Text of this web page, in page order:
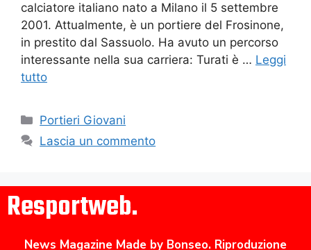
calciatore italiano nato a Milano il 5 settembre
2001. Attualmente, è un portiere del Frosinone,
in prestito dal Sassuolo. Ha avuto un percorso
interessante nella sua carriera: Turati è … Leggi
tutto
Portieri Giovani
Lascia un commento
Resportweb.
News Magazine Made by Bonseo. Riproduzione